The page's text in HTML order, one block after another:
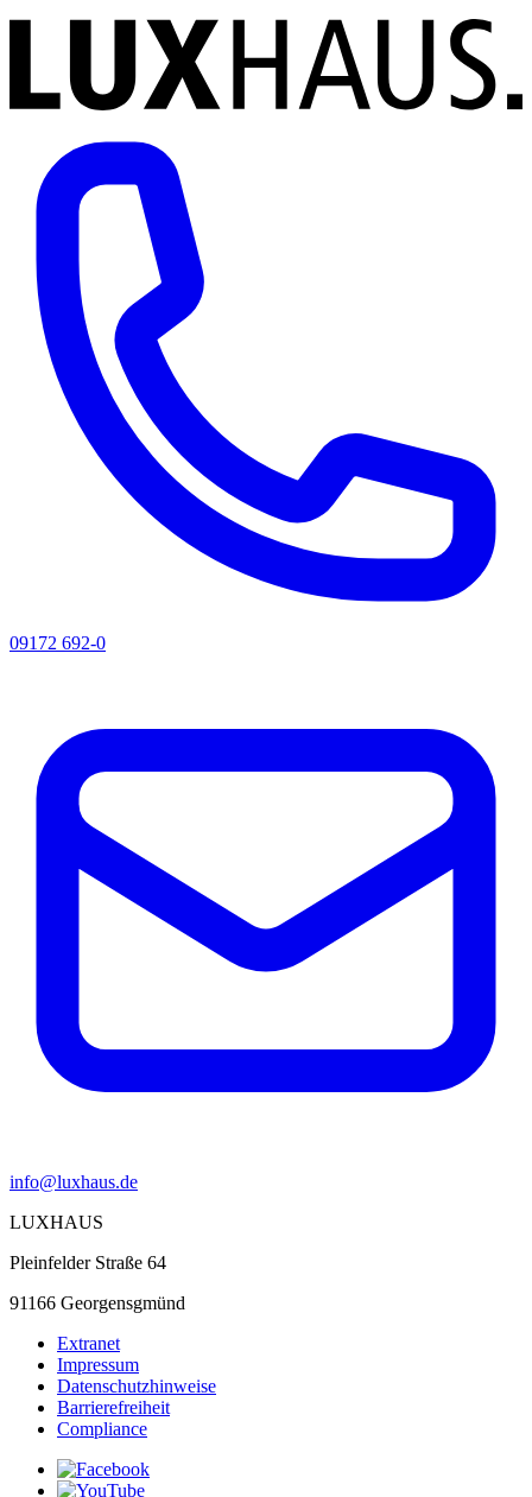
09172 692-0
info@luxhaus.de
LUXHAUS
Pleinfelder Straße 64
91166 Georgensgmünd
Extranet
Impressum
Datenschutzhinweise
Barrierefreiheit
Compliance